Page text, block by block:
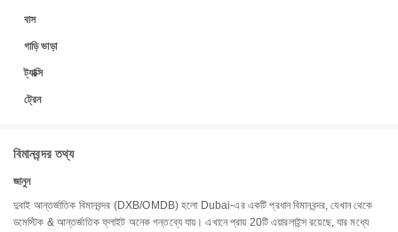
বাস
গাড়ি ভাড়া
ট্যাক্সি
ট্রেন
বিমানবন্দর তথ্য
জানুন
দুবাই আন্তর্জাতিক বিমানবন্দর (DXB/OMDB) হলো Dubai-এর একটি প্রধান বিমানবন্দর, যেখান থেকে
ডমেস্টিক & আন্তর্জাতিক ফ্লাইট অনেক গন্তব্যে যায়। এখানে প্রায় 20টি এয়ারলাইন্স রয়েছে, যার মধ্যে